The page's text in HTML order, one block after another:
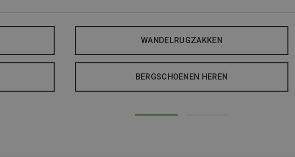
WANDELRUGZAKKEN
BERGSCHOENEN HEREN